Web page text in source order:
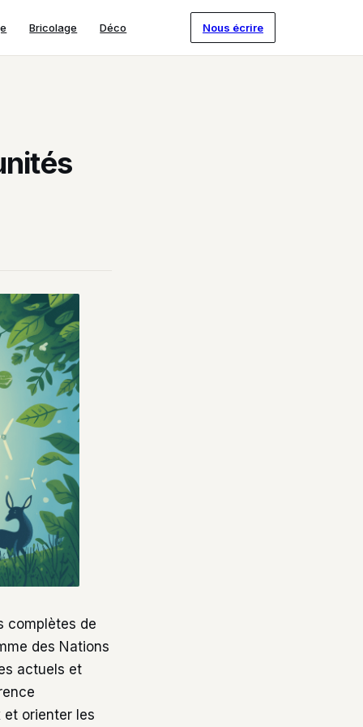
Bricolage Déco Nous écrire
complètes de
des Nations
actuels et
et orienter les